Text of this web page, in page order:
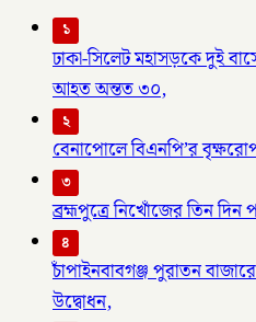
১
ঢাকা-সিলেট মহাসড়কে দুই
আহত অন্তত ৩০,
২
বেনাপোলে বিএনপি’র
৩
ব্রহ্মপুত্রে নিখোঁজের তিন
৪
চাঁপাইনবাবগঞ্জ পুরাতন
উদ্বোধন,